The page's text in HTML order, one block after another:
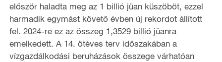
először haladta meg az 1 billió jüan küszöböt, ezzel
harmadik egymást követő évben új rekordot állított
fel. 2024-re ez az összeg 1,3529 billió jüanra
emelkedett. A 14. ötéves terv időszakában a
vízgazdálkodási beruházások összege várhatóan